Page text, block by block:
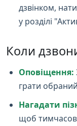
дзвінком,
у розділі
Коли
Оповіщення:
грати
Нагадати
щоб